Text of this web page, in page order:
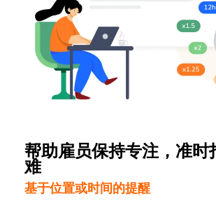
帮助雇员保持专注，准时
难
基于位置或时间的提醒